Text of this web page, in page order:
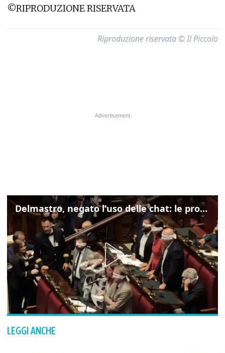
©RIPRODUZIONE RISERVATA
Riproduzione riservata © Il Piccolo
Delmastro, negato l'uso delle chat: le proteste di Avs e M5s
LEGGI ANCHE